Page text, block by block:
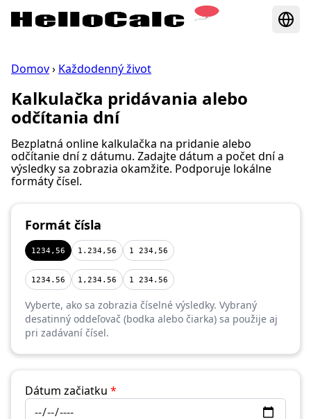
Domov› Každodenný život
Kalkulačka pridávania alebo
odčítania dní
Bezplatná online kalkulačka na pridanie alebo
odčítanie dní z dátumu. Zadajte dátum a počet dní a
výsledky sa zobrazia okamžite. Podporuje lokálne
formáty čísel.
Formát čísla
1234,56 1.234,56 1 234,56
1234.56 1,234.56 1 234.56
Vyberte, ako sa zobrazia číselné výsledky. Vybraný
desatinný oddeľovač (bodka alebo čiarka) sa použije aj
pri zadávaní čísel.
Dátum začiatku *